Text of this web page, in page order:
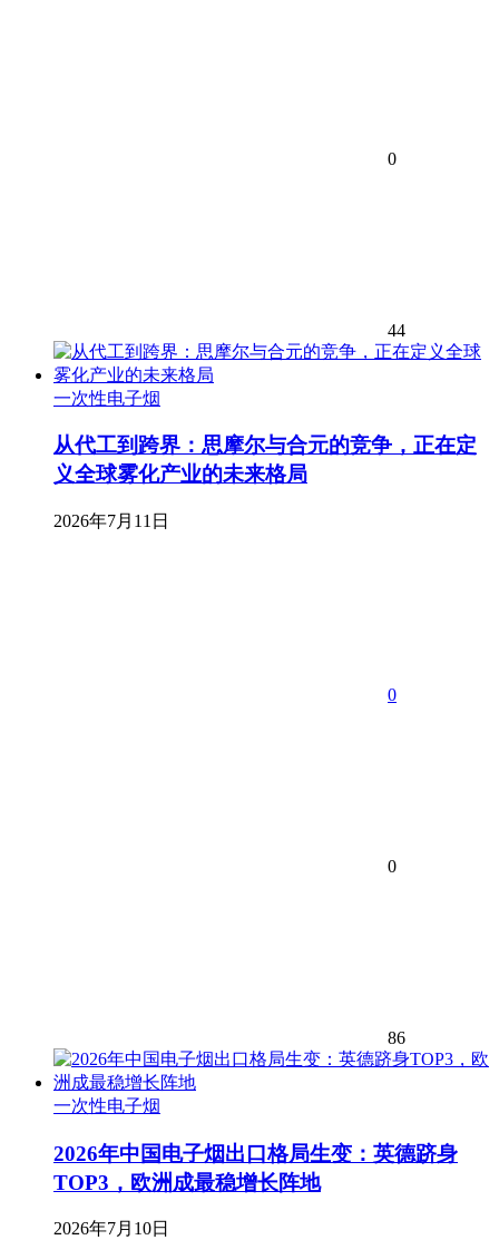
0
44
一次性电子烟
从代工到跨界：思摩尔与合元的竞争，正在定
义全球雾化产业的未来格局
2026年7月11日
0
0
86
一次性电子烟
2026年中国电子烟出口格局生变：英德跻身
TOP3，欧洲成最稳增长阵地
2026年7月10日